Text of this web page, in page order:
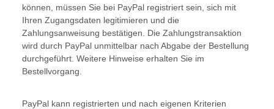
können, müssen Sie bei PayPal registriert sein, sich mit
Ihren Zugangsdaten legitimieren und die
Zahlungsanweisung bestätigen. Die Zahlungstransaktion
wird durch PayPal unmittelbar nach Abgabe der Bestellung
durchgeführt. Weitere Hinweise erhalten Sie im
Bestellvorgang.
PayPal kann registrierten und nach eigenen Kriterien